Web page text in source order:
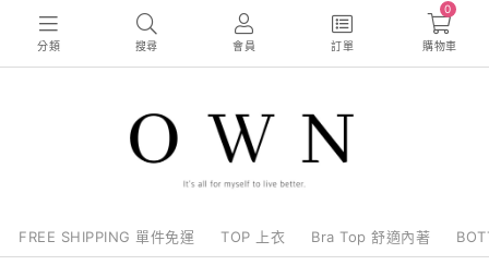
分類 搜尋 會員 訂單
0
購物車
FREE SHIPPING 單件免運 TOP 上衣 Bra Top 舒適內著